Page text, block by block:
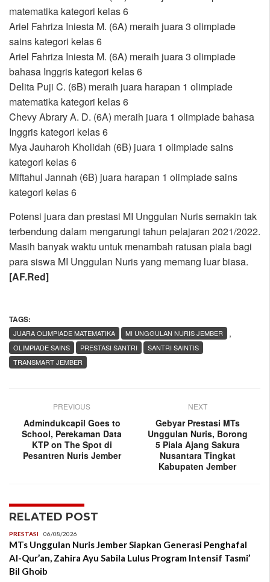
matematika kategori kelas 6
Ariel Fahriza Iniesta M. (6A) meraih juara 3 olimpiade
sains kategori kelas 6
Ariel Fahriza Iniesta M. (6A) meraih juara 3 olimpiade
bahasa Inggris kategori kelas 6
Delita Puji C. (6B) meraih juara harapan 1 olimpiade
matematika kategori kelas 6
Chevy Abrary A. D. (6A) meraih juara 1 olimpiade bahasa
Inggris kategori kelas 6
Mya Jauharoh Kholidah (6B) juara 1 olimpiade sains
kategori kelas 6
Miftahul Jannah (6B) juara harapan 1 olimpiade sains
kategori kelas 6
Potensi juara dan prestasi MI Unggulan Nuris semakin tak
terbendung dalam mengarungi tahun pelajaran 2021/2022.
Masih banyak waktu untuk menambah ratusan piala bagi
para siswa MI Unggulan Nuris yang memang luar biasa.
[AF.Red]
TAGS:
,
JUARA OLIMPIADE MATEMATIKA
MI UNGGULAN NURIS JEMBER
OLIMPIADE SAINS
PRESTASI SANTRI
SANTRI SAINTIS
TRANSMART JEMBER
PREVIOUS
Admindukcapil Goes to
School, Perekaman Data
KTP on The Spot di
Pesantren Nuris Jember
NEXT
Gebyar Prestasi MTs
Unggulan Nuris, Borong
5 Piala Ajang Sakura
Nusantara Tingkat
Kabupaten Jember
RELATED POST
PRESTASI 06/08/2026
MTs Unggulan Nuris Jember Siapkan Generasi Penghafal
Al-Qur’an, Zahira Ayu Sabila Lulus Program Intensif Tasmi’
Bil Ghoib